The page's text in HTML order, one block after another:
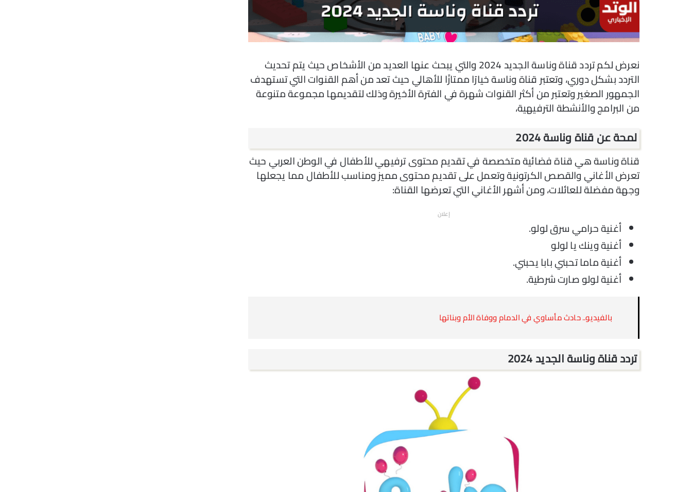
نعرض لكم تردد قناة وناسة الجديد 2024 والتي يبحث عنها العديد من الأشخاص حيث يتم تحديث
التردد بشكل دوري، وتعتبر قناة وناسة خيارًا ممتازًا للأهالي حيث تعد من أهم القنوات التي تستهدف
الجمهور الصغير وتعتبر من أكثر القنوات شهرة في الفترة الأخيرة وذلك لتقديمها مجموعة متنوعة
من البرامج والأنشطة الترفيهية،
لمحة عن قناة وناسة 2024
قناة وناسة هي قناة فضائية متخصصة في تقديم محتوى ترفيهي للأطفال في الوطن العربي حيث
تعرض الأغاني والقصص الكرتونية وتعمل على تقديم محتوى مميز ومناسب للأطفال مما يجعلها
وجهة مفضلة للعائلات، ومن أشهر الأغاني التي تعرضها القناة:
إعلان
أغنية حرامي سرق لولو.
أغنية وينك يا لولو
أغنية ماما تحبني بابا يحبني.
أغنية لولو صارت شرطية.
بالفيديو.. حادث مأساوي في الدمام ووفاة الأم وبناتها
تردد قناة وناسة الجديد 2024